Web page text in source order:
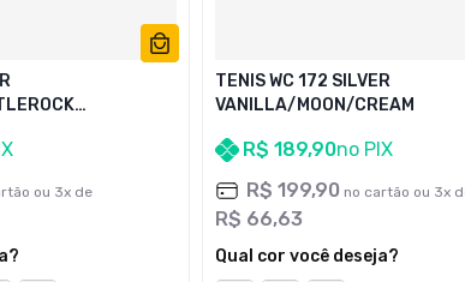
ou 3x de
TENIS WC 172 SILVER
VANILLA/MOON/CREAM
R$ 189,90no PIX
R$ 199,90 no cartão ou 3x
R$ 66,63
Qual cor você deseja?